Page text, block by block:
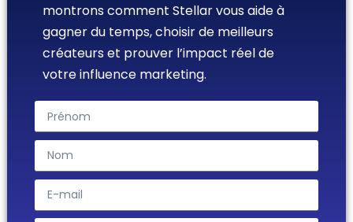
montrons comment Stellar vous aide à
gagner du temps, choisir de meilleurs
créateurs et prouver l’impact réel de
votre influence marketing.